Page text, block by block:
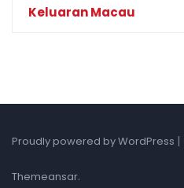
Keluaran Macau
Proudly powered by WordPress |
Themeansar.